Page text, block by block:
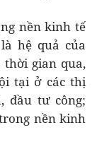
nền kinh tế
hệ quả của
gian qua,
tại ở các thị
đầu tư công;
nền kinh